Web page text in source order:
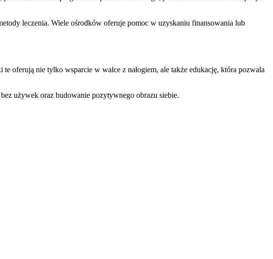
leczenia. Wiele ośrodków oferuje pomoc w uzyskaniu finansowania lub
te oferują nie tylko wsparcie w walce z nałogiem, ale także edukację, która pozwala
używek oraz budowanie pozytywnego obrazu siebie.